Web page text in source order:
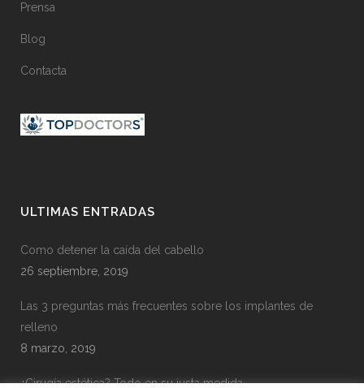
Prensa
Blog
Contacta
ULTIMAS ENTRADAS
Como detener la caída del cabello
26 septiembre, 2019
Las 3 preguntas más frecuentes sobre los implantes de
relleno
8 marzo, 2019
¿Cirugía estética? Todo en su justa medida